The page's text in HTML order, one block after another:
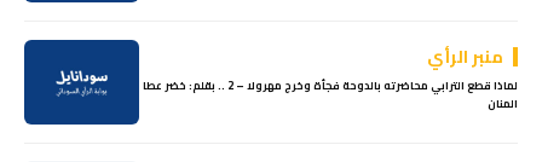
منبر الرأي
لماذا قطع الترابي محاضرته بالدوحة فجأة وخرج مهرولا – 2 .. بقلم: خضر عطا
المنان